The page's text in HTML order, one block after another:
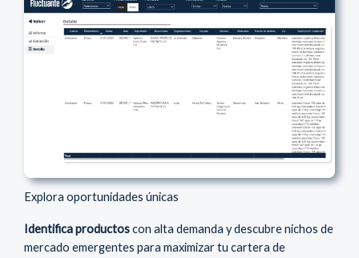
Explora oportunidades únicas
Identifica productoscon alta demanda y descubre nichos de
mercado emergentes para maximizar tu cartera de